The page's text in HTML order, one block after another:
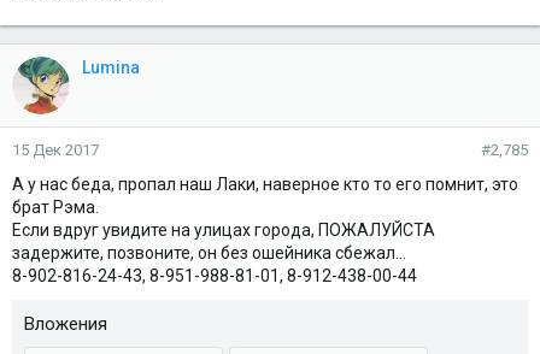
Lumina
15 Дек 2017 #2,785
А у нас беда, пропал наш Лаки, наверное кто то его помнит, это
брат Рэма.
Если вдруг увидите на улицах города, ПОЖАЛУЙСТА
задержите, позвоните, он без ошейника сбежал...
8-902-816-24-43, 8-951-988-81-01, 8-912-438-00-44
Вложения